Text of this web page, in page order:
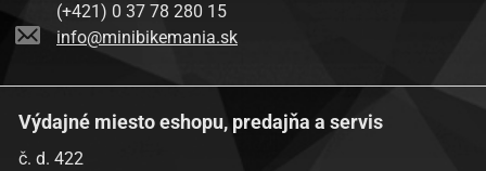
(+421) 0 37 78 280 15
info@minibikemania.sk
Výdajné miesto eshopu, predajňa a servis
č. d. 422